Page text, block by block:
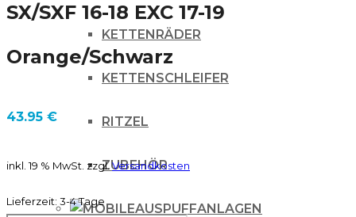
KETTENRÄDER
KETTENSCHLEIFER
RITZEL
ZUBEHÖR
AUSPUFFANLAGEN
SX/SXF 16-18 EXC 17-19
Orange/Schwarz
43.95 €
inkl. 19 % MwSt. zzgl.Versandkosten
Lieferzeit: 3-4 Tage